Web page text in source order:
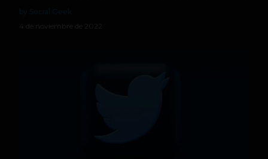
4 de noviembre de 2022